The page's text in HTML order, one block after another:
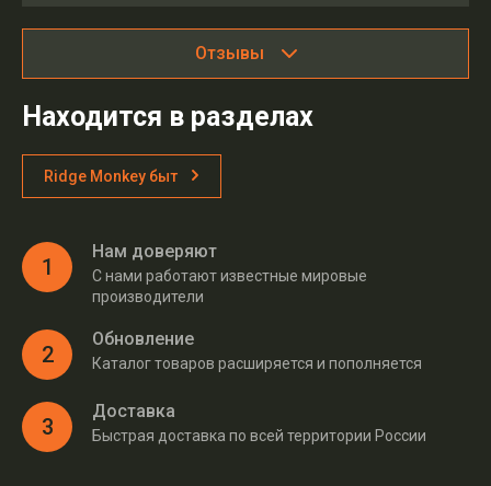
Отзывы
Находится в разделах
Ridge Monkey быт
1
Нам доверяют
С нами работают известные мировые
производители
2
Обновление
Каталог товаров расширяется и пополняется
3
Доставка
Быстрая доставка по всей территории России